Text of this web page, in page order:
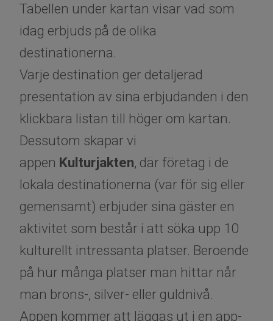
Tabellen under kartan visar vad som
idag erbjuds på de olika
destinationerna.
Varje destination ger detaljerad
presentation av sina erbjudanden i den
klickbara listan till höger om kartan.
Dessutom skapar vi
appen Kulturjakten, där företag i de
lokala destinationerna (var för sig eller
gemensamt) erbjuder sina gäster en
aktivitet som består i att söka upp 10
kulturellt intressanta platser. Beroende
på hur många platser man hittar når
man brons-, silver- eller guldnivå.
Appen kommer att läggas ut i en app-